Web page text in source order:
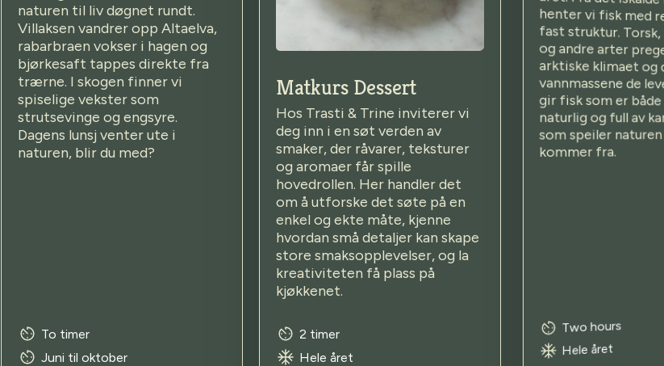
naturen til liv døgnet rundt.
Villaksen vandrer opp Altaelva,
rabarbraen vokser i hagen og
bjørkesaft tappes direkte fra
trærne. I skogen finner vi
spiselige vekster som
strutsevinge og engsyre.
Dagens lunsj venter ute i
naturen, blir du med?
To timer
Juni til oktober
Matkurs Dessert
Hos Trasti & Trine inviterer vi
deg inn i en søt verden av
smaker, der råvarer, teksturer
og aromaer får spille
hovedrollen. Her handler det
om å utforske det søte på en
enkel og ekte måte, kjenne
hvordan små detaljer kan skape
store smaksopplevelser, og la
kreativiteten få plass på
kjøkkenet.
2 timer
Hele året
gir fisk som er
naturlig og full av
som speiler naturen
kommer fra.
Two hours
Hele året